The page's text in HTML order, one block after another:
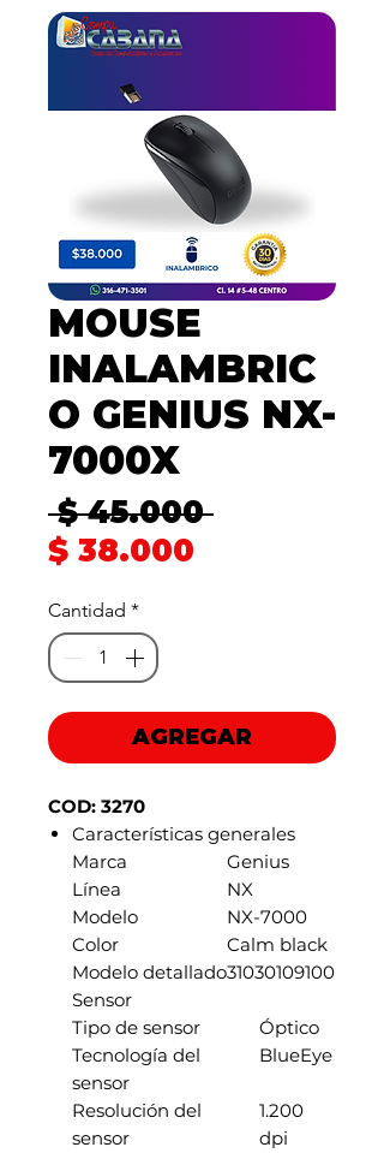
MOUSE
INALAMBRIC
O GENIUS NX-
7000X
$ 45.000 Precio
$ 38.000
Cantidad *
AGREGAR
COD: 3270
Características generales
Marca
Genius
Línea
NX
Modelo
NX-7000
Color
Calm black
Modelo detallado31030109100
Sensor
Tipo de sensor
Óptico
Tecnología del
sensor
BlueEye
Resolución del
sensor
1.200
dpi